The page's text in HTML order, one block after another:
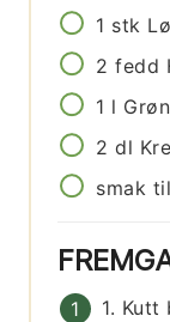
1 stk
2 fedd
1 l
2 dl
smak til
1.